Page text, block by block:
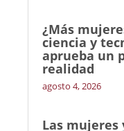
¿Más
ciencia y
aprueba un
realidad
agosto 4, 2026
Las mujeres